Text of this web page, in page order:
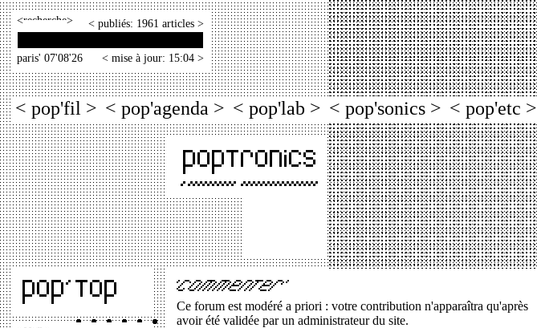
< > < publiés: 1961 articles >
paris' 07'08'26 < mise à jour: 15:04 >
< pop'fil > < pop'agenda > < pop'lab > < pop'sonics > < pop'etc >
Ce forum est modéré a priori : votre contribution n'apparaîtra qu'après
avoir été validée par un administrateur du site.